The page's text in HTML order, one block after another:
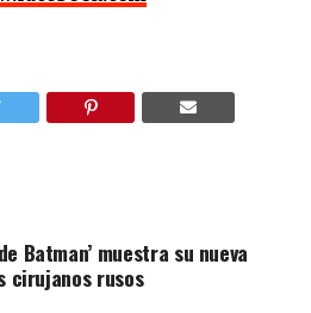
Batman’ muestra su nueva
cirujanos rusos